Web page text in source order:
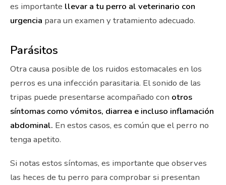
es importante llevar a tu perro al veterinario con
urgencia para un examen y tratamiento adecuado.
Parásitos
Otra causa posible de los ruidos estomacales en los
perros es una infección parasitaria. El sonido de las
tripas puede presentarse acompañado con otros
síntomas como vómitos, diarrea e incluso inflamación
abdominal. En estos casos, es común que el perro no
tenga apetito.
Si notas estos síntomas, es importante que observes
las heces de tu perro para comprobar si presentan